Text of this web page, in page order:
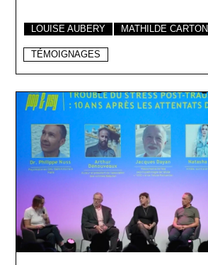
LOUISE AUBERY MATHILDE CARTON
TÉMOIGNAGES